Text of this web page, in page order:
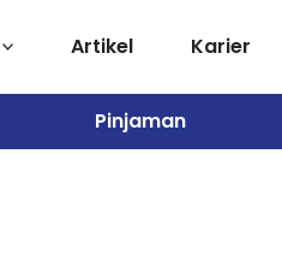
Artikel Karier
Pinjaman